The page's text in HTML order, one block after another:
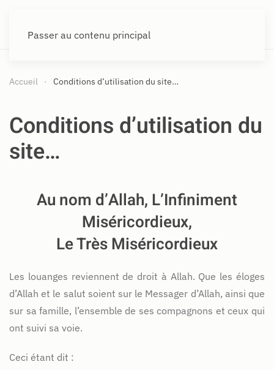
Passer au contenu principal
Accueil Conditions d’utilisation du site…
Conditions d’utilisation du
site…
Au nom d’Allah, L’Infiniment
Miséricordieux,
Le Très Miséricordieux
Les louanges reviennent de droit à Allah. Que les éloges
d’Allah et le salut soient sur le Messager d’Allah, ainsi que
sur sa famille, l’ensemble de ses compagnons et ceux qui
ont suivi sa voie.
Ceci étant dit :